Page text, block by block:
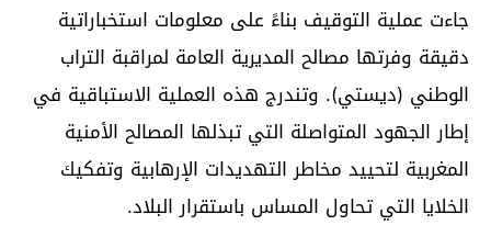
جاءت عملية التوقيف بناءً على معلومات استخباراتية
دقيقة وفرتها مصالح المديرية العامة لمراقبة التراب
الوطني (ديستي). وتندرج هذه العملية الاستباقية في
إطار الجهود المتواصلة التي تبذلها المصالح الأمنية
المغربية لتحييد مخاطر التهديدات الإرهابية وتفكيك
الخلايا التي تحاول المساس باستقرار البلاد.